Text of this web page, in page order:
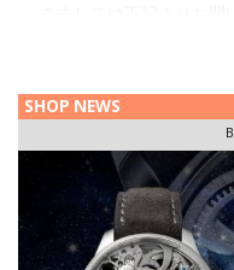
先】日本橋三越本店 本
SHOP NEWS